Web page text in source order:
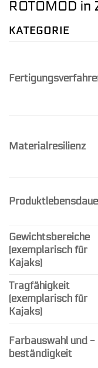
ROTOMOD in
KATEGORIE
Materialresilienz
Gewichtsbereiche
(exemplarisch für
Kajaks)
Tragfähigkeit
(exemplarisch für
Kajaks)
Farbauswahl und -
beständigkeit